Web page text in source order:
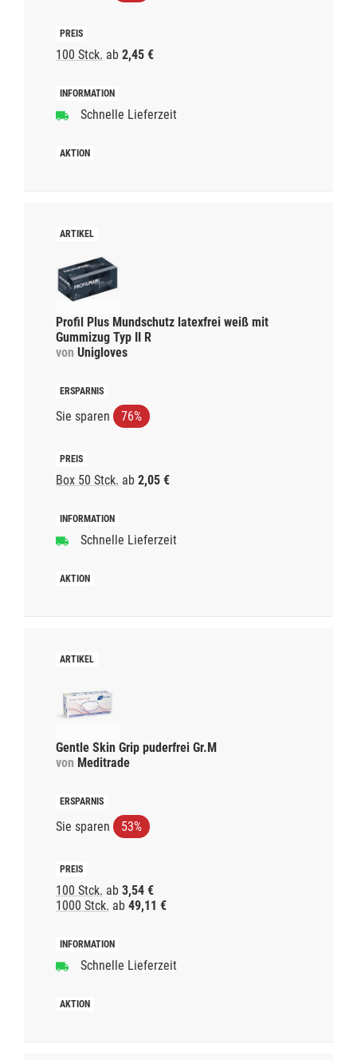
100 Stck. ab 2,45 €
Schnelle Lieferzeit
Profil Plus Mundschutz latexfrei weiß mit
Gummizug Typ II R
von Unigloves
Sie sparen 76%
Box 50 Stck. ab 2,05 €
Schnelle Lieferzeit
Gentle Skin Grip puderfrei Gr.M
von Meditrade
Sie sparen 53%
100 Stck. ab 3,54 €
1000 Stck. ab 49,11 €
Schnelle Lieferzeit